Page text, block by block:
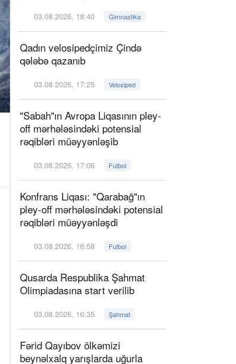
03.08.2026, 18:40 Gimnastika
Qadın velosipedçimiz Çində
qələbə qazanıb
03.08.2026, 17:25 Velosiped
"Sabah"ın Avropa Liqasının pley-
off mərhələsindəki potensial
rəqibləri müəyyənləşib
03.08.2026, 17:06 Futbol
Konfrans Liqası: "Qarabağ"ın
pley-off mərhələsindəki potensial
rəqibləri müəyyənləşdi
03.08.2026, 16:58 Futbol
Qusarda Respublika Şahmat
Olimpiadasına start verilib
03.08.2026, 16:35 Şahmat
Fərid Qayıbov ölkəmizi
beynəlxalq yarışlarda uğurla